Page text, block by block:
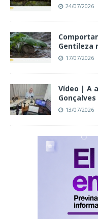
24/07/2026
Gentileza
17/07/2026
Vídeo | A
Gonçalves
13/07/2026